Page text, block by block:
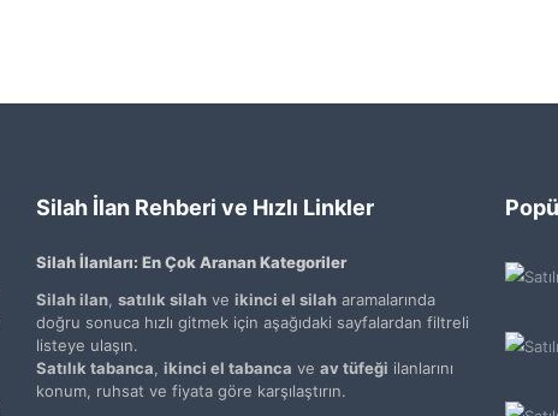
Silah İlan Rehberi ve Hızlı Linkler
Silah İlanları: En Çok Aranan Kategoriler
Silah ilan satılık silah ve ikinci el silah aramalarında
doğru sonuca hızlı gitmek için aşağıdaki sayfalardan filtreli
listeye ulaşın.
Satılık tabanca ikinci el tabanca ve av tüfeği ilanlarını
konum, ruhsat ve fiyata göre karşılaştırın.